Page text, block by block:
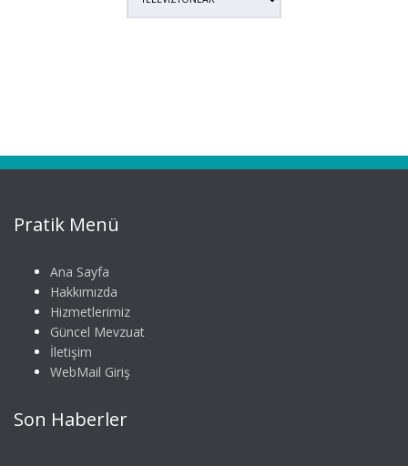
Pratik Menü
Ana Sayfa
Hakkımızda
Hizmetlerimiz
Güncel Mevzuat
İletişim
WebMail Giriş
Son Haberler